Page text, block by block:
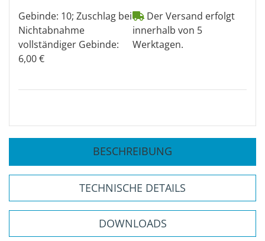
Gebinde: 10; Zuschlag bei
Nichtabnahme
vollständiger Gebinde:
6,00 €
Der Versand erfolgt
innerhalb von 5
Werktagen.
BESCHREIBUNG
TECHNISCHE DETAILS
DOWNLOADS